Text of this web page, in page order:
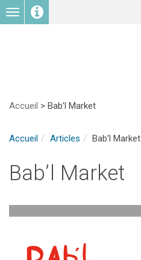
Toggle
navigation
Accueil > Bab’l Market
Accueil Articles Bab’l Market
Bab’l Market